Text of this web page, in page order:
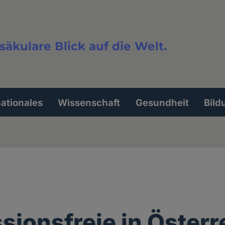
Blick auf die Welt.
Wissenschaft Gesundheit